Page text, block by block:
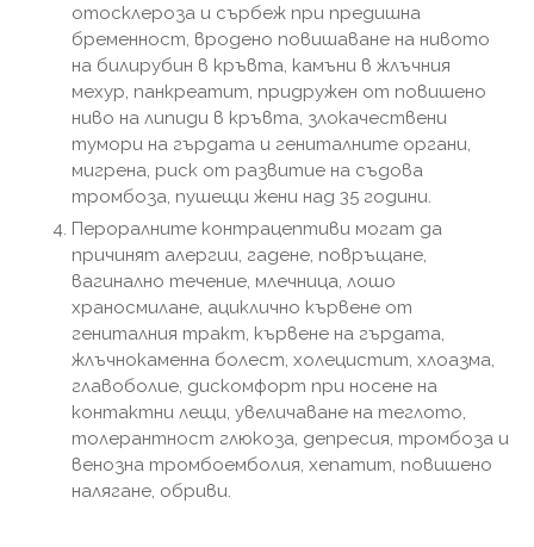
отосклероза и сърбеж при предишна
бременност, вродено повишаване на нивото
на билирубин в кръвта, камъни в жлъчния
мехур, панкреатит, придружен от повишено
ниво на липиди в кръвта, злокачествени
тумори на гърдата и гениталните органи,
мигрена, риск от развитие на съдова
тромбоза, пушещи жени над 35 години.
Пероралните контрацептиви могат да
причинят алергии, гадене, повръщане,
вагинално течение, млечница, лошо
храносмилане, ациклично кървене от
гениталния тракт, кървене на гърдата,
жлъчнокаменна болест, холецистит, хлоазма,
главоболие, дискомфорт при носене на
контактни лещи, увеличаване на теглото,
толерантност глюкоза, депресия, тромбоза и
венозна тромбоемболия, хепатит, повишено
налягане, обриви.